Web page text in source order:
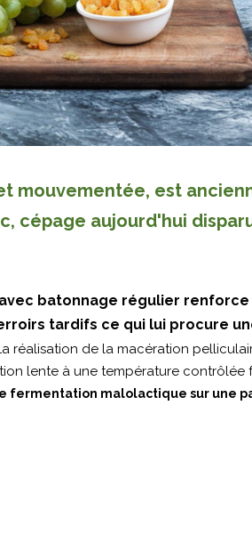
mouvementée, est
cépage aujourd'hui
batonnage régulier renforce
tardifs ce qui lui procure
réalisation de la macération
lente à une température contrôlée
fermentation malolactique sur une